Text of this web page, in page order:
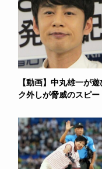
【動画】中丸雄一が
ク外しが脅威のスピー